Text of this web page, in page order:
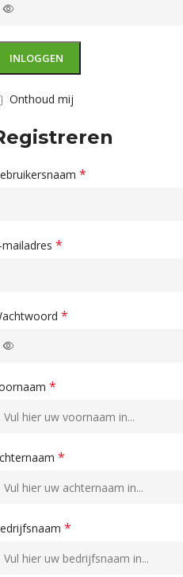
INLOGGEN
Onthoud mij
*
mailadres *
*
*
*
*